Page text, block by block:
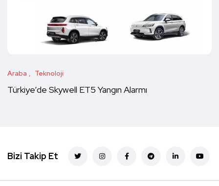
Araba Teknoloji
Türkiye’de Skywell ET5 Yangın Alarmı
Bizi Takip Et